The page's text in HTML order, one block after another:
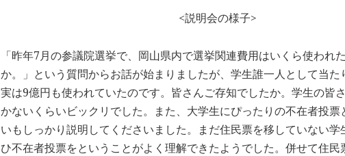
<説明会の様子>
「昨年7月の参議院選挙で、岡山県内で選挙関連費用はいくら使われ
か。」という質問からお話が始まりましたが、学生誰一人として当た
実は9億円も使われていたのです。皆さんご存知でしたか。学生の皆
かないくらいビックリでした。また、大学生にぴったりの不在者投票
いもしっかり説明してくださいました。まだ住民票を移していない
ひ不在者投票をということがよく理解できたようでした。併せて住民